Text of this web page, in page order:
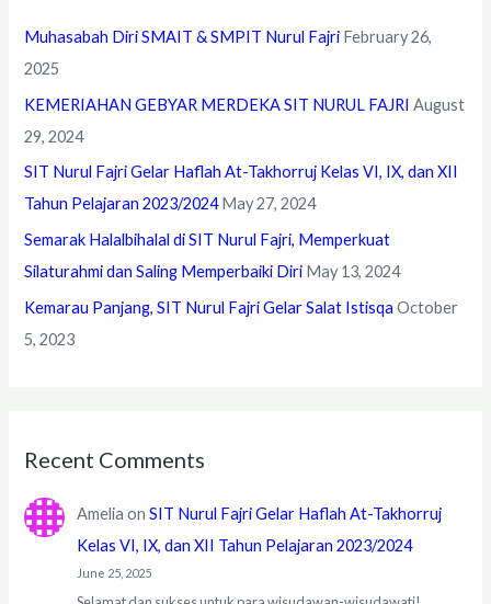
Muhasabah Diri SMAIT & SMPIT Nurul Fajri February 26,
2025
KEMERIAHAN GEBYAR MERDEKA SIT NURUL FAJRI August
29, 2024
SIT Nurul Fajri Gelar Haflah At-Takhorruj Kelas VI, IX, dan XII
Tahun Pelajaran 2023/2024 May 27, 2024
Semarak Halalbihalal di SIT Nurul Fajri, Memperkuat
Silaturahmi dan Saling Memperbaiki Diri May 13, 2024
Kemarau Panjang, SIT Nurul Fajri Gelar Salat Istisqa October
5, 2023
Recent Comments
Amelia on SIT Nurul Fajri Gelar Haflah At-Takhorruj
Kelas VI, IX, dan XII Tahun Pelajaran 2023/2024
June 25, 2025